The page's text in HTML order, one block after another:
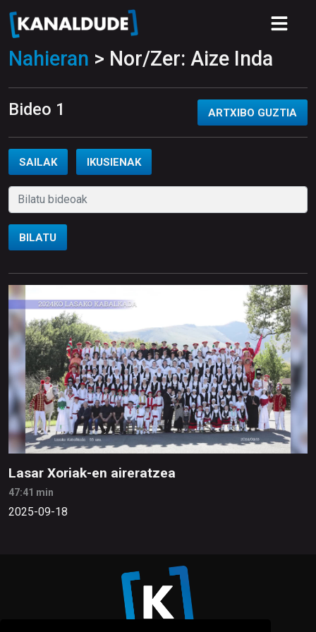
Nahieran > Nor/Zer: Aize Inda
Bideo 1 ARTXIBO GUZTIA
SAILAK IKUSIENAK
BILATU
Lasar Xoriak-en aireratzea
47:41 min
2025-09-18